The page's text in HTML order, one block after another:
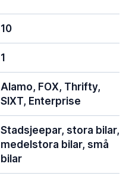
10
1
Alamo, FOX, Thrifty,
SIXT, Enterprise
Stadsjeepar, stora bilar,
medelstora bilar, små
bilar